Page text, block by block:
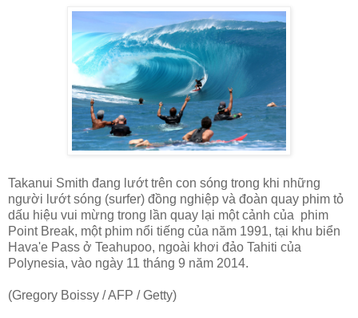
Takanui Smith đang lướt trên con sóng trong khi những
người lướt sóng (surfer) đồng nghiệp và đoàn quay phim tỏ
dấu hiệu vui mừng trong lần quay lại một cảnh của phim
Point Break, một phim nổi tiếng của năm 1991, tại khu biển
Hava'e Pass ở Teahupoo, ngoài khơi đảo Tahiti của
Polynesia, vào ngày 11 tháng 9 năm 2014.
(Gregory Boissy / AFP / Getty)